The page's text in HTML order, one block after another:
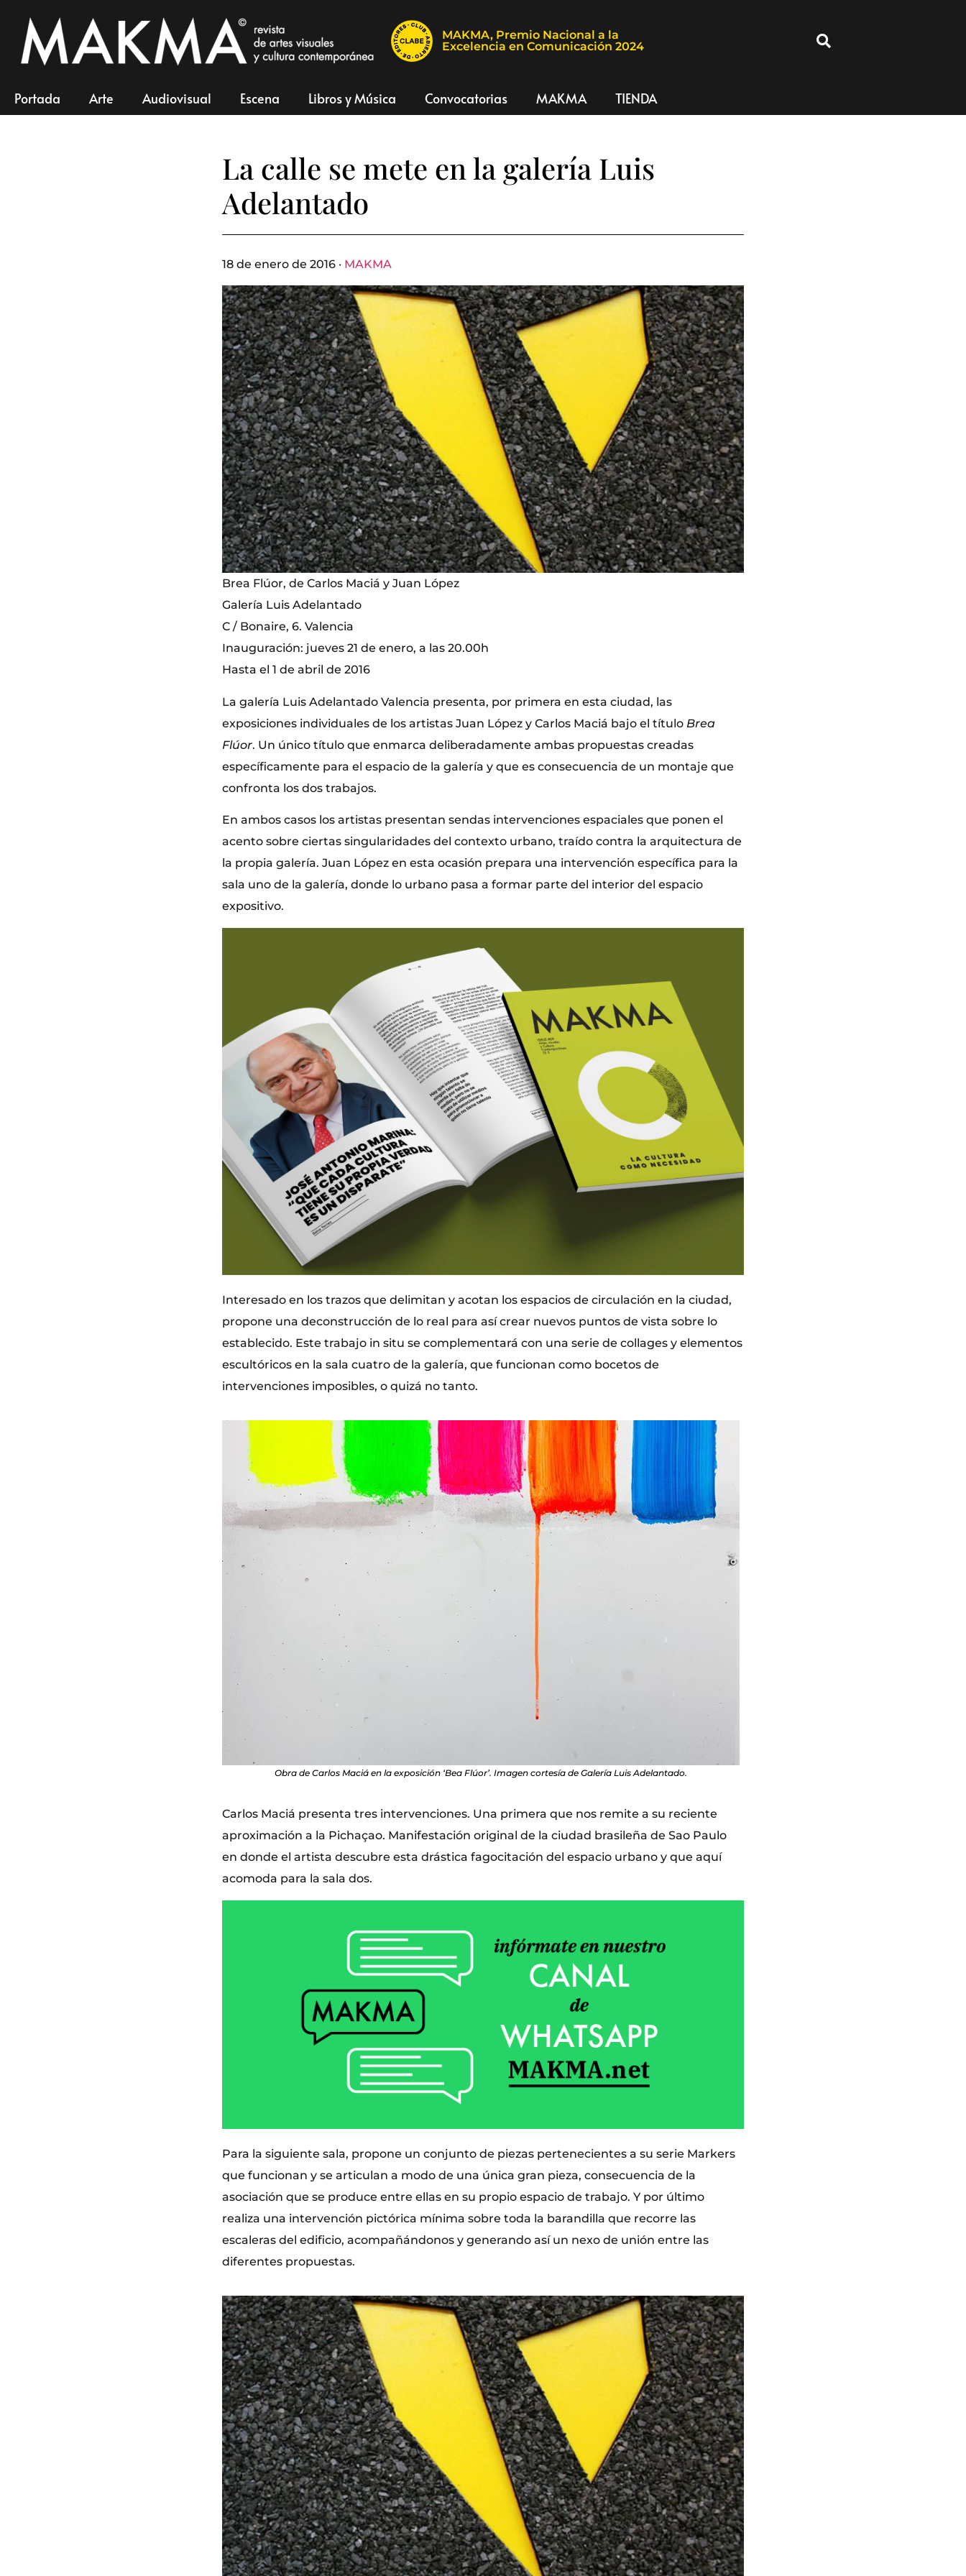
MAKMA, Premio Nacional a la
Excelencia en Comunicación 2024
Portada Arte Audiovisual Escena Libros y Música Convocatorias MAKMA TIENDA
La calle se mete en la galería Luis
Adelantado
18 de enero de 2016 · MAKMA
Brea Flúor, de Carlos Maciá y Juan López
Galería Luis Adelantado
C / Bonaire, 6. Valencia
Inauguración: jueves 21 de enero, a las 20.00h
Hasta el 1 de abril de 2016
La galería Luis Adelantado Valencia presenta, por primera en esta ciudad, las
exposiciones individuales de los artistas Juan López y Carlos Maciá bajo el título Brea
Flúor. Un único título que enmarca deliberadamente ambas propuestas creadas
específicamente para el espacio de la galería y que es consecuencia de un montaje que
confronta los dos trabajos.
En ambos casos los artistas presentan sendas intervenciones espaciales que ponen el
acento sobre ciertas singularidades del contexto urbano, traído contra la arquitectura de
la propia galería. Juan López en esta ocasión prepara una intervención específica para la
sala uno de la galería, donde lo urbano pasa a formar parte del interior del espacio
expositivo.
Interesado en los trazos que delimitan y acotan los espacios de circulación en la ciudad,
propone una deconstrucción de lo real para así crear nuevos puntos de vista sobre lo
establecido. Este trabajo in situ se complementará con una serie de collages y elementos
escultóricos en la sala cuatro de la galería, que funcionan como bocetos de
intervenciones imposibles, o quizá no tanto.
Obra de Carlos Maciá en la exposición ‘Bea Flúor’. Imagen cortesía de Galería Luis Adelantado.
Carlos Maciá presenta tres intervenciones. Una primera que nos remite a su reciente
aproximación a la Pichaçao. Manifestación original de la ciudad brasileña de Sao Paulo
en donde el artista descubre esta drástica fagocitación del espacio urbano y que aquí
acomoda para la sala dos.
Para la siguiente sala, propone un conjunto de piezas pertenecientes a su serie Markers
que funcionan y se articulan a modo de una única gran pieza, consecuencia de la
asociación que se produce entre ellas en su propio espacio de trabajo. Y por último
realiza una intervención pictórica mínima sobre toda la barandilla que recorre las
escaleras del edificio, acompañándonos y generando así un nexo de unión entre las
diferentes propuestas.